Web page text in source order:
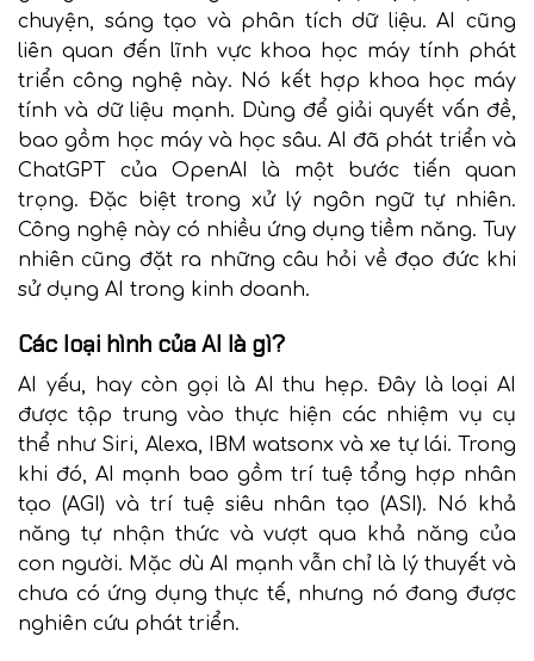
chuyện, sáng tạo và phân tích dữ liệu. AI cũng
liên quan đến lĩnh vực khoa học máy tính phát
triển công nghệ này. Nó kết hợp khoa học máy
tính và dữ liệu mạnh. Dùng để giải quyết vấn đề,
bao gồm học máy và học sâu. AI đã phát triển và
ChatGPT của OpenAI là một bước tiến quan
trọng. Đặc biệt trong xử lý ngôn ngữ tự nhiên.
Công nghệ này có nhiều ứng dụng tiềm năng. Tuy
nhiên cũng đặt ra những câu hỏi về đạo đức khi
sử dụng AI trong kinh doanh.
Các loại hình của AI là gì?
AI yếu, hay còn gọi là AI thu hẹp. Đây là loại AI
được tập trung vào thực hiện các nhiệm vụ cụ
thể như Siri, Alexa, IBM watsonx và xe tự lái. Trong
khi đó, AI mạnh bao gồm trí tuệ tổng hợp nhân
tạo (AGI) và trí tuệ siêu nhân tạo (ASI). Nó khả
năng tự nhận thức và vượt qua khả năng của
con người. Mặc dù AI mạnh vẫn chỉ là lý thuyết và
chưa có ứng dụng thực tế, nhưng nó đang được
nghiên cứu phát triển.